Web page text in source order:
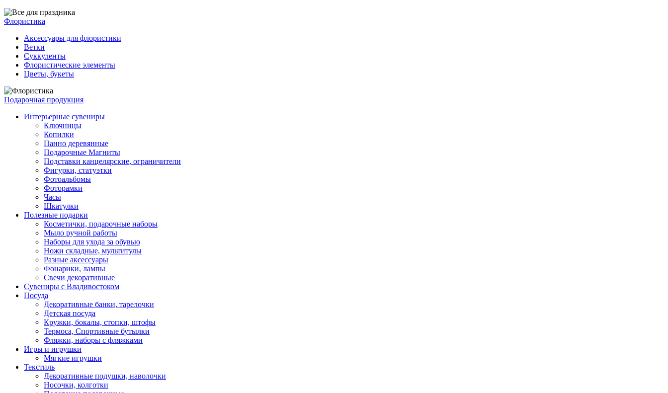
Флористика
Аксессуары для флористики
Ветки
Суккуленты
Флористические элементы
Цветы, букеты
Подарочная продукция
Интерьерные сувениры
Ключницы
Копилки
Панно деревянные
Подарочные Магниты
Подставки канцелярские, ограничители
Фигурки, статуэтки
Фотоальбомы
Фоторамки
Часы
Шкатулки
Полезные подарки
Косметички, подарочные наборы
Мыло ручной работы
Наборы для ухода за обувью
Ножи складные, мультитулы
Разные аксессуары
Фонарики, лампы
Свечи декоративные
Сувениры с Владивостоком
Посуда
Декоративные банки, тарелочки
Детская посуда
Кружки, бокалы, стопки, штофы
Термоса, Спортивные бутылки
Фляжки, наборы с фляжками
Игры и игрушки
Мягкие игрушки
Текстиль
Декоративные подушки, наволочки
Носочки, колготки